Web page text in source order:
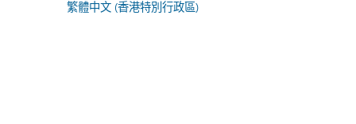
繁體中文 (香港特別行政區)